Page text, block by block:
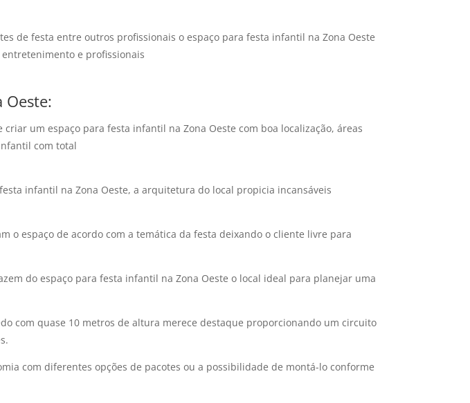
de festa entre outros profissionais o espaço para festa infantil na Zona Oeste
e profissionais
Oeste:
um espaço para festa infantil na Zona Oeste com boa localização, áreas
com total
infantil na Zona Oeste, a arquitetura do local propicia incansáveis
o espaço de acordo com a temática da festa deixando o cliente livre para
do espaço para festa infantil na Zona Oeste o local ideal para planejar uma
com quase 10 metros de altura merece destaque proporcionando um circuito
com diferentes opções de pacotes ou a possibilidade de montá-lo conforme